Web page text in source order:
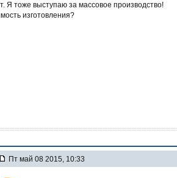
Я тоже выступаю за массовое производство!
изготовления?
Пт май 08 2015, 10:33